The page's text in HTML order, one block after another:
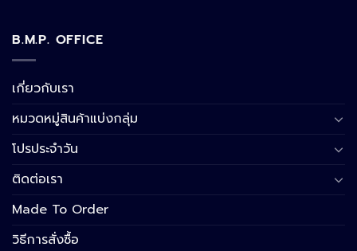
B.M.P. OFFICE
เกี่ยวกับเรา
หมวดหมู่สินค้าแบ่งกลุ่ม
โปรประจำวัน
ติดต่อเรา
Made To Order
วิธีการสั่งซื้อ